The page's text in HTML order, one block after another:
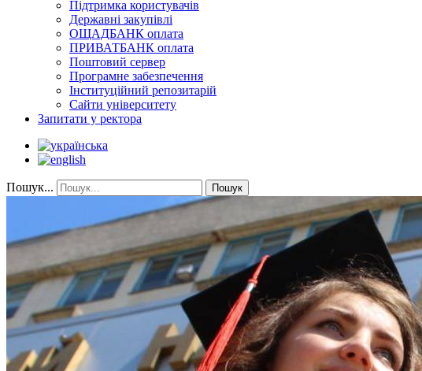
Підтримка користувачів
Державні закупівлі
ОЩАДБАНК оплата
ПРИВАТБАНК оплата
Поштовий сервер
Програмне забезпечення
Інституційний репозитарій
Сайти університету
Запитати у ректора
Пошук... Пошук